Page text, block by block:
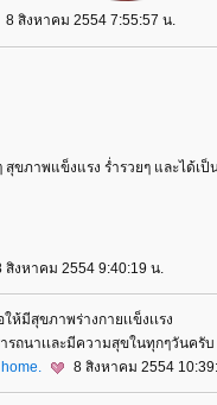
8 สิงหาคม 2554 7:55:57 น.
ขภาพแข็งแรง ร่ำรวยๆ และได้เ
สิงหาคม 2554 9:40:19 น.
มีสุขภาพร่างกายเเข็งเเรง
รถนาเเละมีความสุขในทุกๆวันครับ
8 สิงหาคม 2554